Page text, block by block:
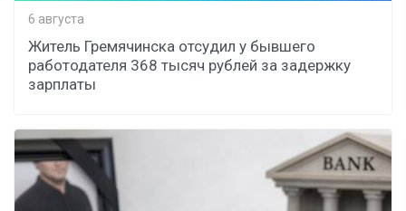
6 августа
Житель Гремячинска отсудил у бывшего
работодателя 368 тысяч рублей за задержку
зарплаты